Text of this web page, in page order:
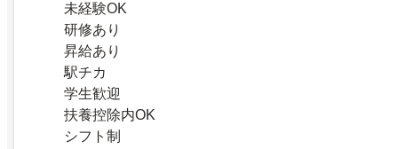
未経験OK
研修あり
昇給あり
駅チカ
学生歓迎
扶養控除内OK
シフト制